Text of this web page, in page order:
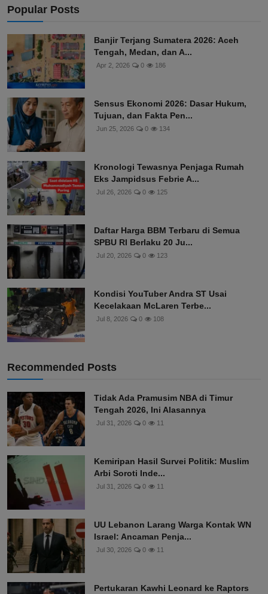
Popular Posts
Banjir Terjang Sumatera 2026: Aceh
Tengah, Medan, dan A...
Apr 2, 2026 0 186
Sensus Ekonomi 2026: Dasar Hukum,
Tujuan, dan Fakta Pen...
Jun 25, 2026 0 134
Kronologi Tewasnya Penjaga Rumah
Eks Jampidsus Febrie A...
Jul 26, 2026 0 125
Daftar Harga BBM Terbaru di Semua
SPBU RI Berlaku 20 Ju...
Jul 20, 2026 0 123
Kondisi YouTuber Andra ST Usai
Kecelakaan McLaren Terbe...
Jul 8, 2026 0 108
Recommended Posts
Tidak Ada Pramusim NBA di Timur
Tengah 2026, Ini Alasannya
Jul 31, 2026 0 11
Kemiripan Hasil Survei Politik: Muslim
Arbi Soroti Inde...
Jul 31, 2026 0 11
UU Lebanon Larang Warga Kontak WN
Israel: Ancaman Penja...
Jul 30, 2026 0 11
Pertukaran Kawhi Leonard ke Raptors